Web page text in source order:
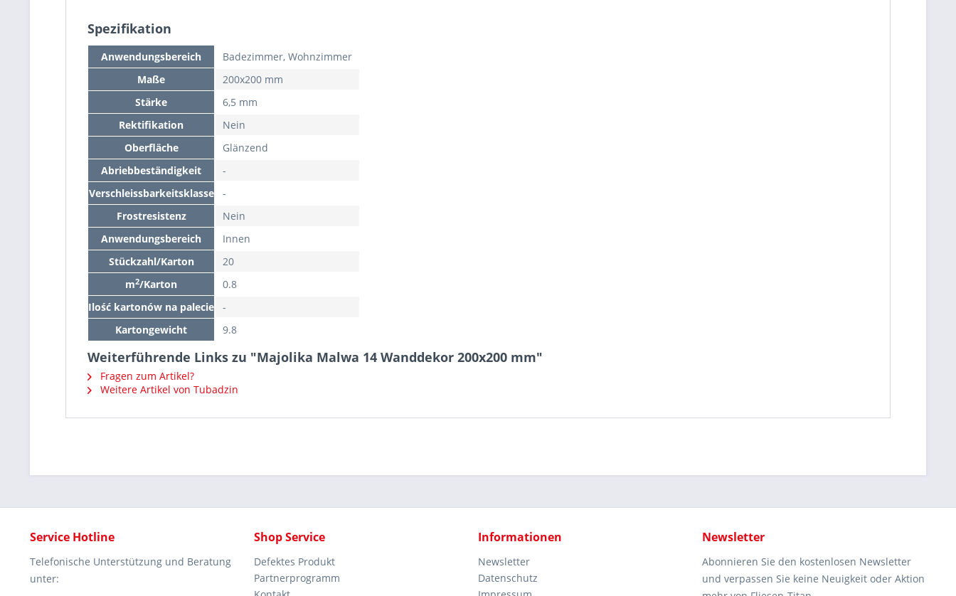
Spezifikation
Anwendungsbereich
Badezimmer, Wohnzimmer
Maße
200x200 mm
Stärke
6,5 mm
Rektifikation
Nein
Oberfläche
Glänzend
Abriebbeständigkeit
-
Verschleissbarkeitsklasse
-
Frostresistenz
Nein
Anwendungsbereich
Innen
Stückzahl/Karton
20
m2/Karton
0.8
Ilość kartonów na palecie
-
Kartongewicht
9.8
Weiterführende Links zu "Majolika Malwa 14 Wanddekor 200x200 mm"
Fragen zum Artikel?
Weitere Artikel von Tubadzin
Service Hotline
Telefonische Unterstützung und Beratung
unter:
Shop Service
Defektes Produkt
Partnerprogramm
Informationen
Newsletter
Datenschutz
Newsletter
Abonnieren Sie den kostenlosen Newsletter
und verpassen Sie keine Neuigkeit oder Aktion